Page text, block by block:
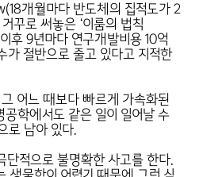
개월마다 반도체의 집적도가 2
꾸로 써놓은 ‘이룸의 법칙
후 9년마다 연구개발비용 10억
가 절반으로 줄고 있다고 지적한
어느 때보다 빠르게 가속화된
학에서도 같은 일이 일어날 수
로 남아 있다.
단적으로 불명확한 사고를 한다.